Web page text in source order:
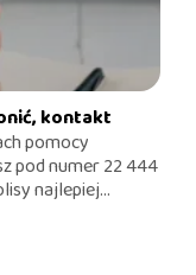
kontakt
pomocy
pod numer 22 444
najlepiej...